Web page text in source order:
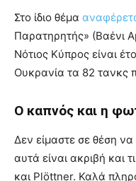
Στο ίδιο θέμα
Παρατηρητής» (Βαένι
Νότιος Κύπρος είναι
Ουκρανία τα 82 τανκς
Ο καπνός και η
Δεν είμαστε σε θέση
αυτά είναι ακριβή και
και Plöttner. Καλά